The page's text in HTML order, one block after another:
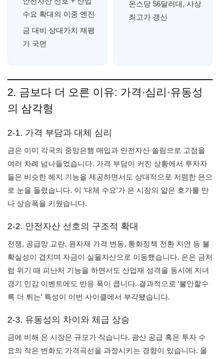
수요 확대의 이중 엔진
금 대비 상대가치 재평
가 국면
온스당 56달러대, 사상
최고가 갱신
2. 금보다 더 오른 이유: 가격·심리·유동성
의 삼각형
2-1. 가격 부담과 대체 심리
금은 이미 각국의 중앙은행 매입과 안전자산 쏠림으로 고점을
여러 차례 넘나들었습니다. 가격 부담이 커진 상황에서 투자자
들은 비슷한 헤지 기능을 제공하면서도 상대적으로 저렴한 은으
로 눈을 돌렸습니다. 이 ‘대체 수요’가 은 시장의 얇은 호가를 만
나 상승폭을 키웠습니다.
2-2. 안전자산 선호의 구조적 확대
전쟁, 공급망 교란, 원자재 가격 변동, 통화정책 전환 지연 등 불
확실성이 겹치며 자금이 실물자산으로 이동했습니다. 은은 금처
럼 위기 때 피난처 기능을 하면서도 산업재 성격을 동시에 지녀
경기 민감 이벤트에도 반응 폭이 큽니다. 결과적으로 ‘불안할수
록 더 튀는’ 특성이 이번 사이클에서 부각됐습니다.
2-3. 유동성의 차이와 체급 상승
금에 비해 은 시장은 규모가 작습니다. 광산 공급 혹은 투자 수
요의 작은 변화도 가격곡선을 과장시키는 경향이 있습니다. 올